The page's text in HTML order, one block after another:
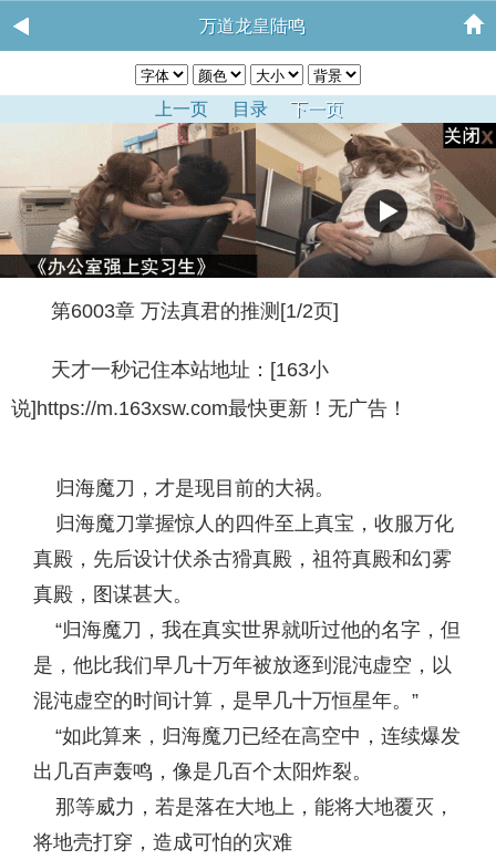
万道龙皇陆鸣
上一页 目录 下一页
第6003章 万法真君的推测[1/2页]
天才一秒记住本站地址：[163小
说]https://m.163xsw.com最快更新！无广告！
归海魔刀，才是现目前的大祸。
归海魔刀掌握惊人的四件至上真宝，收服万化
真殿，先后设计伏杀古猾真殿，祖符真殿和幻雾
真殿，图谋甚大。
“归海魔刀，我在真实世界就听过他的名字，但
是，他比我们早几十万年被放逐到混沌虚空，以
混沌虚空的时间计算，是早几十万恒星年。”
“如此算来，归海魔刀已经在高空中，连续爆发
出几百声轰鸣，像是几百个太阳炸裂。
那等威力，若是落在大地上，能将大地覆灭，
将地壳打穿，造成可怕的灾难